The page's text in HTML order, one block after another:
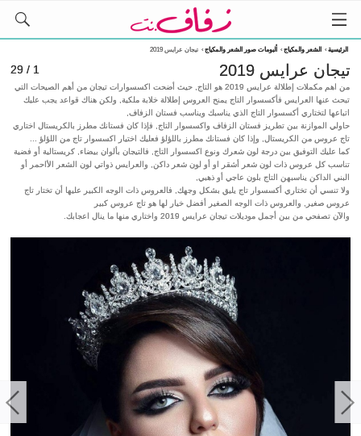
الرئيسية› الشعر والمكياج› ألبومات صور الشعر والمكياج› تيجان عرايس 2019
تيجان عرايس 2019 1 / 29
من اهم مكملات إطلالة عرايس 2019 هو التاج, حيث أضحت اكسسوارات تيجان من أهم الصيحات التي
تبحث عنها العرايس فأكسسوار التاج يمنح العروس إطلالة خلابة ملكية, ولكن هناك قواعد يجب عليك
اتباعها لتختاري أكسسوار التاج الذي يناسبك ويناسب فستان الزفاف,
حاولي الموازنة بين تطريز فستان الزفاف واكسسوار التاج, فإذا كان فستانك مطرز بالكريستال اختاري
تاج عروس من الكريستال, وإذا كان فستانك مطرز باللؤلؤ فعليك اختيار اكسسوار تاج من اللؤلؤ ...
كما عليك التوفيق بين درجة لون شعرك ونوع اكسسوار التاج, فالتيجان بألوان بيضاء, كريستالية أو فضية
تناسب كل عروس ذات لون شعر أشقر او أو لون شعر داكن, والعرايس ذواتي لون الشعر الأاحمر أو
البني الداكن يناسبهن التاج بلون عاجي أو ذهبي,
ولا تنسي أن تختاري أكسسوار تاج يليق بشكل وجهك, فالعروس ذات الوجه الكبير عليها أن تختار تاج
عروس صغير, والعروس ذات الوجه الصغير أفضل خيار لها هو تاج عروس كبير
والآن تصفحي من بين أجمل موديلات تيجان عرايس 2019 واختاري منها ما ينال اعجابك.